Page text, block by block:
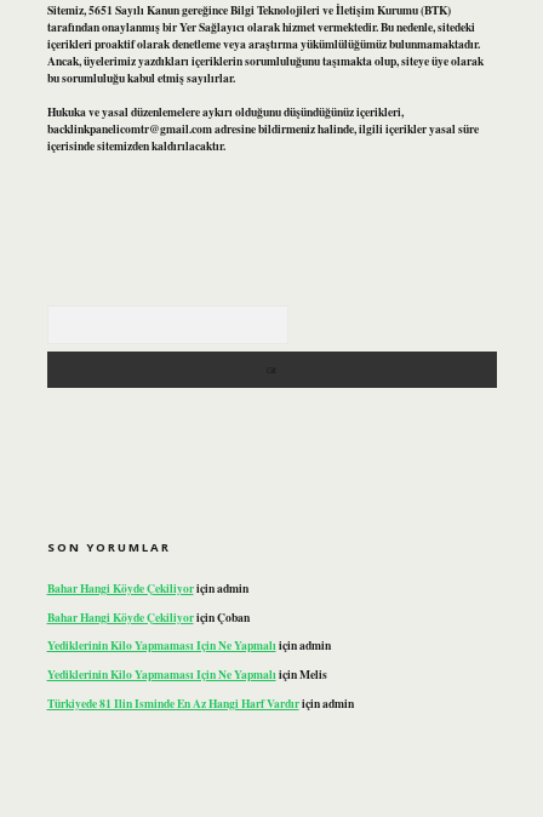
Sitemiz, 5651 Sayılı Kanun gereğince Bilgi Teknolojileri ve İletişim Kurumu (BTK)
tarafından onaylanmış bir Yer Sağlayıcı olarak hizmet vermektedir. Bu nedenle, sitedeki
içerikleri proaktif olarak denetleme veya araştırma yükümlülüğümüz bulunmamaktadır.
Ancak, üyelerimiz yazdıkları içeriklerin sorumluluğunu taşımakta olup, siteye üye olarak
bu sorumluluğu kabul etmiş sayılırlar.
Hukuka ve yasal düzenlemelere aykırı olduğunu düşündüğünüz içerikleri,
backlinkpanelicomtr@gmail.comadresine bildirmeniz halinde, ilgili içerikler yasal süre
içerisinde sitemizden kaldırılacaktır.
SON YORUMLAR
Bahar Hangi Köyde Çekiliyoriçinadmin
Bahar Hangi Köyde ÇekiliyoriçinÇoban
Yediklerinin Kilo Yapmaması Için Ne Yapmalıiçinadmin
Yediklerinin Kilo Yapmaması Için Ne YapmalıiçinMelis
Türkiyede 81 Ilin Isminde En Az Hangi Harf Vardıriçinadmin